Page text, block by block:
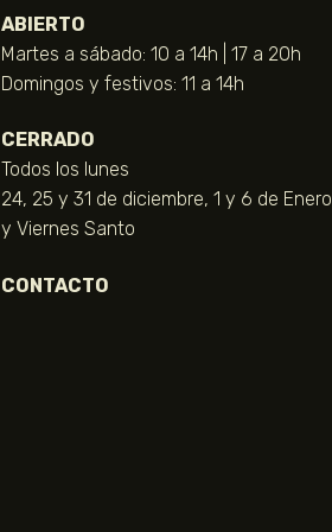
ABIERTO
Martes a sábado: 10 a 14h | 17 a 20h
Domingos y festivos: 11 a 14h
CERRADO
Todos los lunes
24, 25 y 31 de diciembre, 1 y 6 de Enero
y Viernes Santo
CONTACTO